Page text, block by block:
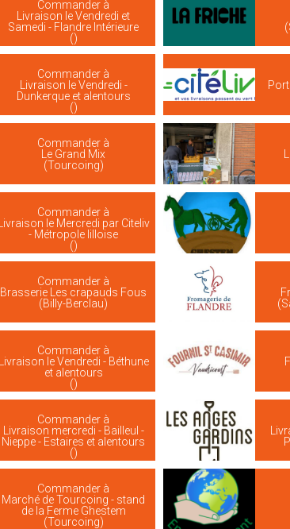
Commander à
Livraison le Vendredi et
Samedi - Flandre Intérieure
()
Commander à
Livraison le Vendredi -
Dunkerque et alentours
()
Commander à
Le Grand Mix
(Tourcoing)
Commander à
Livraison le Mercredi par Citeliv
- Métropole lilloise
()
Commander à
Brasserie Les crapauds Fous
(Billy-Berclau)
Commander à
Livraison le Vendredi - Béthune
et alentours
()
Commander à
Livraison mercredi - Bailleul -
Nieppe - Estaires et alentours
()
Commander à
Marché de Tourcoing - stand
de la Ferme Ghestem
(Tourcoing)